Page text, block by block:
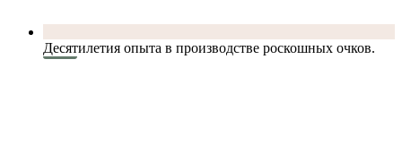
Десятилетия опыта в производстве роскошных очков.